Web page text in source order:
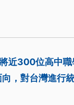
近300位高中
，對台灣進行